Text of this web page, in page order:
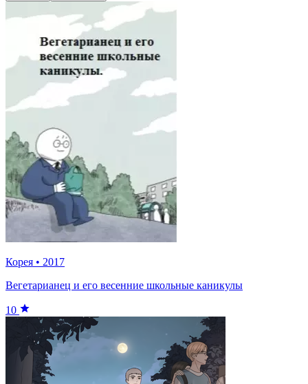
Корея • 2017
Вегетарианец и его весенние школьные каникулы
10